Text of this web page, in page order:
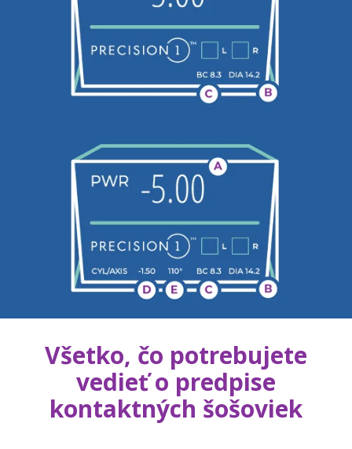
Všetko, čo potrebujete
vedieť o predpise
kontaktných šošoviek